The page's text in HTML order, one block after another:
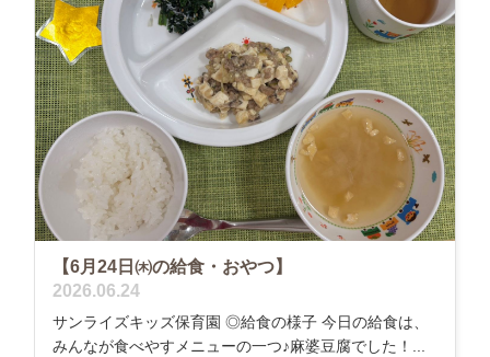
【6月24日㈭の給食・おやつ】
2026.06.24
サンライズキッズ保育園 ◎給食の様子 今日の給食は、
みんなが食べやすメニューの一つ♪麻婆豆腐でした！...